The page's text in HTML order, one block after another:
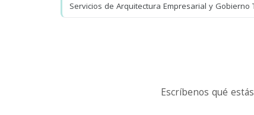
Servicios de Arquitectura Empresarial y Gobierno
Escríbenos qué